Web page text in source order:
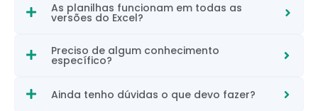
As planilhas funcionam em todas as
versões do Excel?
Preciso de algum conhecimento
específico?
Ainda tenho dúvidas o que devo fazer?